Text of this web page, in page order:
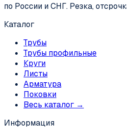
по России и СНГ. Резка,
Каталог
Трубы
Трубы профильные
Круги
Листы
Арматура
Поковки
Весь каталог →
Информация